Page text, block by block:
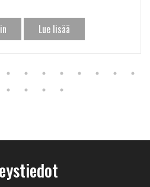
Lue lisää